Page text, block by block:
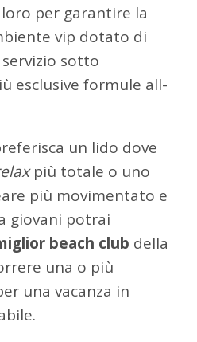
per garantire la
vip dotato di
sotto
esclusive formule all-
un lido dove
più totale o uno
più movimentato e
giovani potrai
beach club della
una o più
una vacanza in